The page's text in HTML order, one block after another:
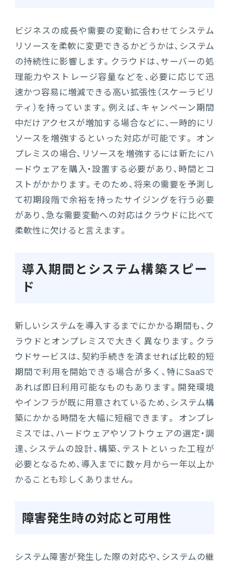
ビジネスの成長や需要の変動に合わせてシステム
リソースを柔軟に変更できるかどうかは、システム
の持続性に影響します。クラウドは、サーバーの処
理能力やストレージ容量などを、必要に応じて迅
速かつ容易に増減できる高い拡張性（スケーラビリ
ティ）を持っています。例えば、キャンペーン期間
中だけアクセスが増加する場合などに、一時的にリ
ソースを増強するといった対応が可能です。 オン
プレミスの場合、リソースを増強するには新たにハ
ードウェアを購入・設置する必要があり、時間とコ
ストがかかります。そのため、将来の需要を予測し
て初期段階で余裕を持ったサイジングを行う必要
があり、急な需要変動への対応はクラウドに比べて
柔軟性に欠けると言えます。
導入期間とシステム構築スピー
ド
新しいシステムを導入するまでにかかる期間も、ク
ラウドとオンプレミスで大きく異なります。クラ
ウドサービスは、契約手続きを済ませれば比較的短
期間で利用を開始できる場合が多く、特にSaaSで
あれば即日利用可能なものもあります。開発環境
やインフラが既に用意されているため、システム構
築にかかる時間を大幅に短縮できます。 オンプレ
ミスでは、ハードウェアやソフトウェアの選定・調
達、システムの設計、構築、テストといった工程が
必要となるため、導入までに数ヶ月から一年以上か
かることも珍しくありません。
障害発生時の対応と可用性
システム障害が発生した際の対応や、システムの継